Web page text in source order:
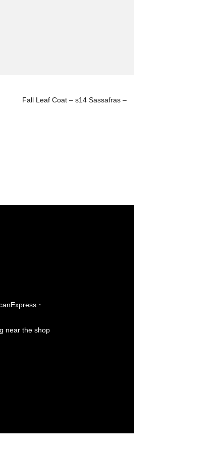
Fall Leaf Coat – s14 Sassafras –
・
near the shop